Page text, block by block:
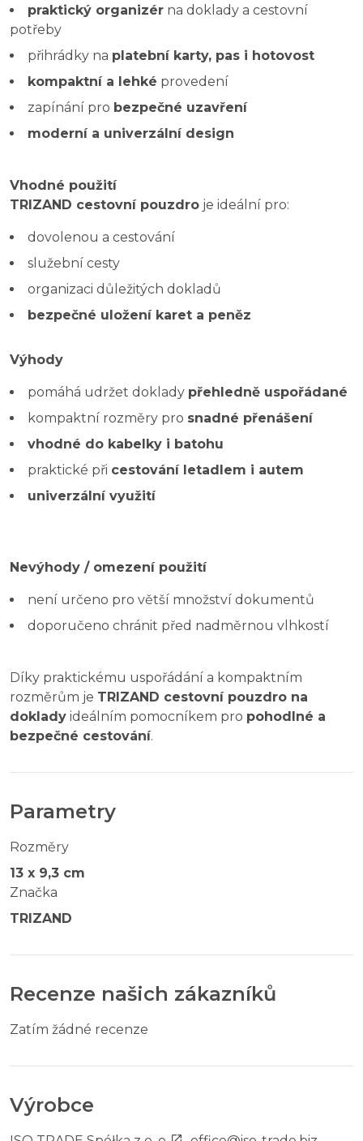
praktický organizér na doklady a cestovní
potřeby
přihrádky na platební karty, pas i hotovost
kompaktní a lehké provedení
zapínání pro bezpečné uzavření
moderní a univerzální design
Vhodné použití
TRIZAND cestovní pouzdro je ideální pro:
dovolenou a cestování
služební cesty
organizaci důležitých dokladů
bezpečné uložení karet a peněz
Výhody
pomáhá udržet doklady přehledně uspořádané
kompaktní rozměry pro snadné přenášení
vhodné do kabelky i batohu
praktické při cestování letadlem i autem
univerzální využití
Nevýhody / omezení použití
není určeno pro větší množství dokumentů
doporučeno chránit před nadměrnou vlhkostí
Díky praktickému uspořádání a kompaktním
rozměrům je TRIZAND cestovní pouzdro na
doklady ideálním pomocníkem pro pohodlné a
bezpečné cestování.
Parametry
Rozměry
13 x 9,3 cm
Značka
TRIZAND
Recenze našich zákazníků
Zatím žádné recenze
Výrobce